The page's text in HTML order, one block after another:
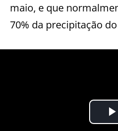
maio, e que
70% da precipitação